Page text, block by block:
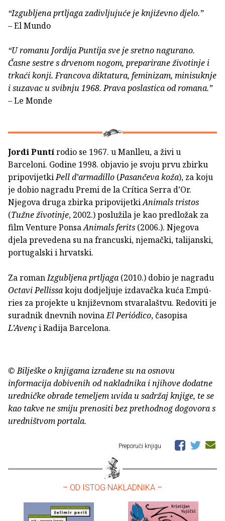
“Izgubljena prtljaga zadivljujuće je književno djelo.”
– El Mundo
“U romanu Jordija Puntíja sve je sretno nagurano.
Časne sestre s drvenom nogom, preparirane životinje i
trkaći konji. Francova diktatura, feminizam, minisuknje
i suzavac u svibnju 1968. Prava poslastica od romana.”
– Le Monde
Jordi Puntírodio se 1967. u Manlleu, a živi u
Barceloni. Godine 1998. objavio je svoju prvu zbirku
pripovijetkiPell d’armadillo (Pasančeva koža), za koju
je dobio nagradu Premi de la Crítica Serra d’Or.
Njegova druga zbirka pripovijetkiAnimals tristos
(Tužne životinje, 2002.) poslužila je kao predložak za
film Venture PonsaAnimals ferits (2006.). Njegova
djela prevedena su na francuski, njemački, talijanski,
portugalski i hrvatski.
Za romanIzgubljena prtljaga (2010.) dobio je nagradu
Octavi Pellissakoju dodjeljuje izdavačka kuća Empú­
ries za projekte u književnom stvaralaštvu. Redoviti je
suradnik dnevnih novinaEl Periódico, časopisa
L’Avençi Radija Barcelona.
© Bilješke o knjigama izrađene su na osnovu
informacija dobivenih od nakladnika i njihove dodatne
uredničke obrade temeljem uvida u sadržaj knjige, te se
kao takve ne smiju prenositi bez prethodnog dogovora s
uredništvom portala.
Preporuči knjigu
– OD ISTOG NAKLADNIKA –